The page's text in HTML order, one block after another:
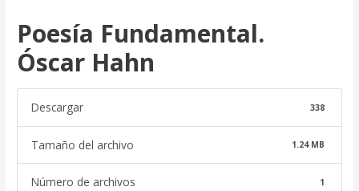
Poesía Fundamental.
Óscar Hahn
Descargar 338
Tamaño del archivo 1.24 MB
Número de archivos 1